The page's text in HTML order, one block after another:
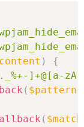
)
{
]+@[a-
( $pattern
( $match